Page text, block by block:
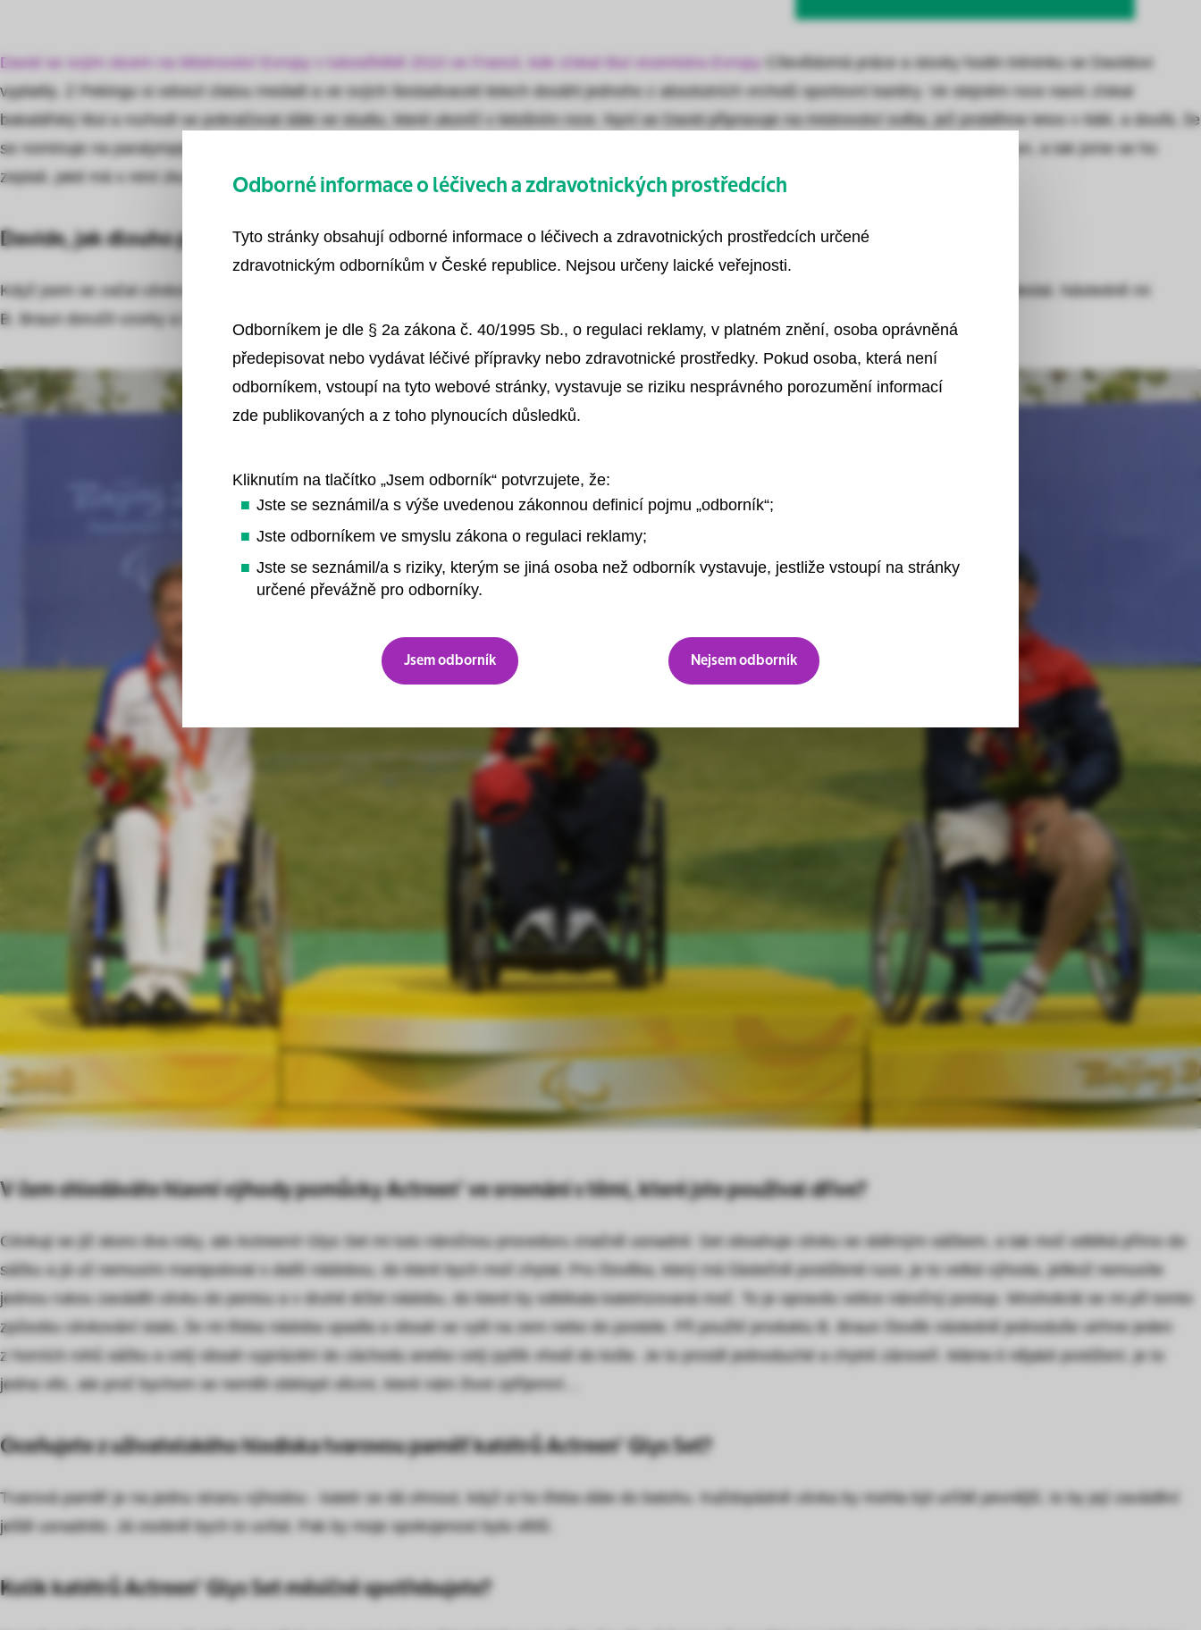
David se svým otcem na Mistrovství Evropy v lukostřelbě 2010 ve Francii, kde získal titul vicemistra Evropy
Cílevědomá práce a stovky hodin tréninku se Davidovi
vyplatily. Z Pekingu si odvezl zlatou medaili a ve svých šestadvaceti letech dosáhl jednoho z absolutních vrcholů sportovní kariéry. Ve stejném roce navíc získal
bakalářský titul a rozhodl se pokračovat dále ve studiu, které ukončí v letošním roce. Nyní se David připravuje na mistrovství světa, jež proběhne letos v Itálii, a doufá, že
se nominuje na paralympijské hry, které se konají na podzim příštího roku v Londýně. David již nějaký čas používá produkty společnosti B. Braun, a tak jsme se ho
zeptali, jaké má s nimi zkušenosti.
Davide, jak dlouho používáte Actreen® Glys Set od společnosti B. Braun?
Když jsem se začal cévkovat, objevil jsem v časopise „Vozíčkář“ letáček, kde společnost B. Braun nabízela zaslání vzorků. Vyplnil jsem ho a odeslal. Následně mi
B. Braun doručil vzorky a byl jsem spokojen. Proto tento produkt používám již půl roku.
V čem shledáváte hlavní výhody pomůcky Actreen® ve srovnání s těmi, které jste používal dříve?
Cévkuji se již skoro dva roky, ale Actreen® Glys Set mi tuto náročnou proceduru značně usnadnil. Set obsahuje cévku se sběrným sáčkem, a tak moč odtéká přímo do
sáčku a já už nemusím manipulovat s další nádobou, do které bych moč chytal. Pro člověka, který má částečně postižené ruce, je to velká výhoda, jelikož nemusíte
jednou rukou zavádět cévku do penisu a v druhé držet nádobu, do které by odtékala katetrizovaná moč. To je opravdu velice náročný postup. Mnohokrát se mi při tomto
způsobu cévkování stalo, že mi třeba nádoba upadla a obsah se vylil na zem nebo do postele. Při použití produktu B. Braun člověk následně jednoduše utrhne jeden
z horních rohů sáčku a celý obsah vyprázdní do záchodu anebo celý pytlík vhodí do koše. Je to prostě jednoduché a chytré zároveň. Máme-li nějaké postižení, je to
jedna věc, ale proč bychom se neměli obklopit věcmi, které nám život zpříjemní…
Oceňujete z uživatelského hlediska tvarovou paměť katétrů Actreen® Glys Set?
Tvarová paměť je na jednu stranu výhodou - katetr se dá ohnout, když si ho třeba dáte do batohu. Každopádně cévka by mohla být určitě pevnější, to by její zavádění
ještě usnadnilo. Já osobně bych to uvítal. Pak by moje spokojenost byla větší.
Kolik katétrů Actreen® Glys Set měsíčně spotřebujete?
Odborné informace o léčivech a zdravotnických prostředcích
Tyto stránky obsahují odborné informace o léčivech a zdravotnických prostředcích určené
zdravotnickým odborníkům v České republice. Nejsou určeny laické veřejnosti.
Odborníkem je dle § 2a zákona č. 40/1995 Sb., o regulaci reklamy, v platném znění, osoba oprávněná
předepisovat nebo vydávat léčivé přípravky nebo zdravotnické prostředky. Pokud osoba, která není
odborníkem, vstoupí na tyto webové stránky, vystavuje se riziku nesprávného porozumění informací
zde publikovaných a z toho plynoucích důsledků.
Kliknutím na tlačítko „Jsem odborník“ potvrzujete, že:
Jste se seznámil/a s výše uvedenou zákonnou definicí pojmu „odborník“;
Jste odborníkem ve smyslu zákona o regulaci reklamy;
Jste se seznámil/a s riziky, kterým se jiná osoba než odborník vystavuje, jestliže vstoupí na stránky
určené převážně pro odborníky.
Jsem odborník Nejsem odborník